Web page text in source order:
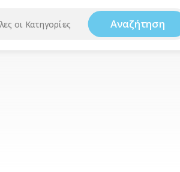
οι Κατηγορίες Αναζήτηση